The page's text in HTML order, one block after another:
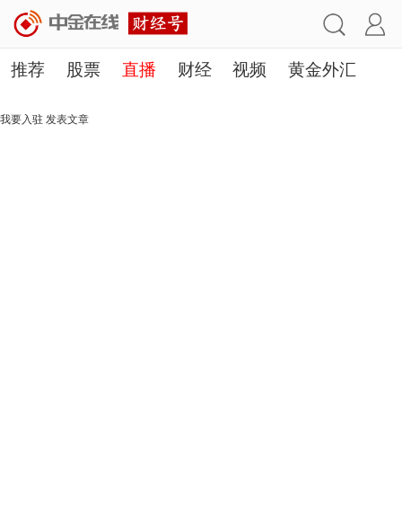
推荐 股票 直播 财经 视频 黄金外汇
理财 行业
我要入驻 发表文章